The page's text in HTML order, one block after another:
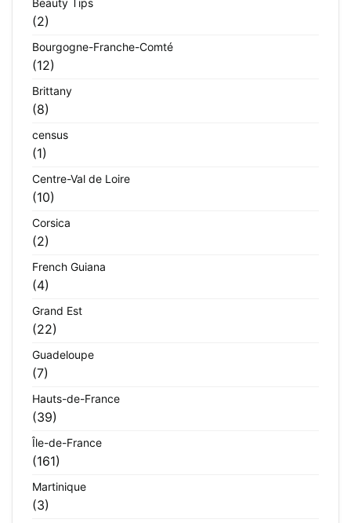
Beauty Tips
(2)
Bourgogne-Franche-Comté
(12)
Brittany
(8)
census
(1)
Centre-Val de Loire
(10)
Corsica
(2)
French Guiana
(4)
Grand Est
(22)
Guadeloupe
(7)
Hauts-de-France
(39)
Île-de-France
(161)
Martinique
(3)